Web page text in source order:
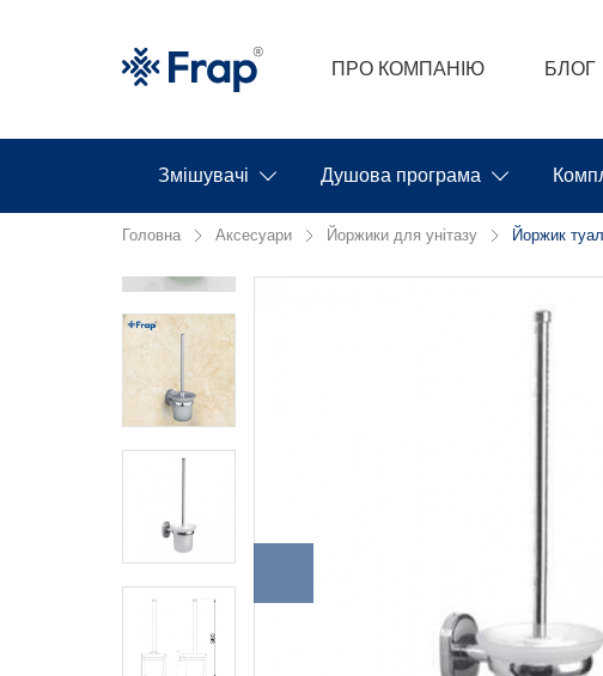
ПРО КОМПАНІЮ БЛОГ
Змішувачі Душова програма
Головна Аксесуари Йоржики для унітазу Йоржик